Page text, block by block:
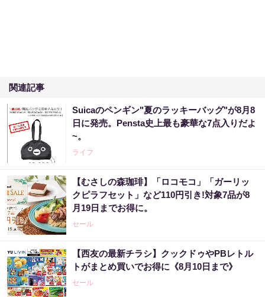
関連記事
Suicaのペンギン"夏のラッキーバッグ"が8月8
日に発売。Pensta史上最も豪華な7点入りだよ
~。
ライフ
【むさしの森珈琲】「ロコモコ」「ガーリッ
クピラフセット」など110円引き!対象7品が8
月19日までお得に。
セール
【西友の最新チラシ】クックドゥやPBレトル
トがまとめ買いでお得に《8月10日まで》
セール